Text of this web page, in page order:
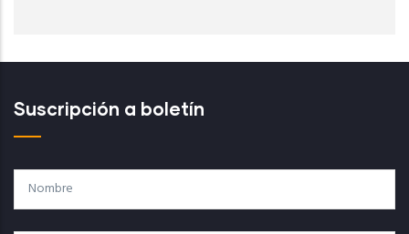
Suscripción a boletín
Nombre